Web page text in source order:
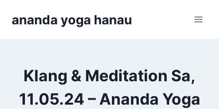
Inhaltananda yoga hanau
Klang & Meditation Sa,
11.05.24 – Ananda Yoga